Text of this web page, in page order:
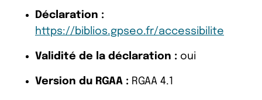
Déclaration :
https://biblios.gpseo.fr/accessibilite
Validité de la déclaration : oui
Version du RGAA : RGAA 4.1